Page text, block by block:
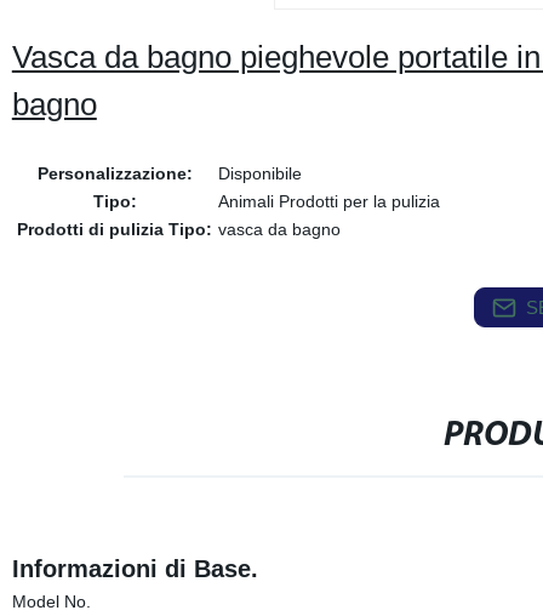
Vasca da bagno pieghevole portatile
bagno
Personalizzazione:
Disponibile
Tipo:
Animali Prodotti per la pulizia
Prodotti di pulizia Tipo: vasca da bagno
Informazioni di Base.
Model No.